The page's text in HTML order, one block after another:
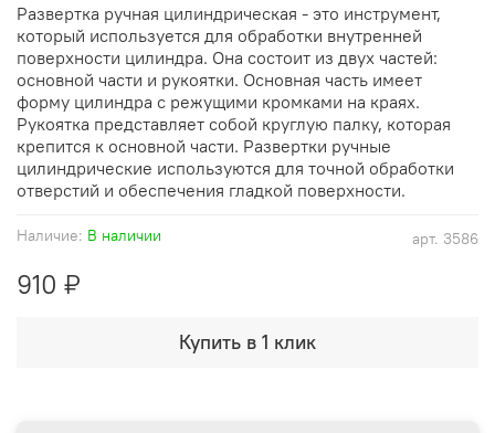
арт. 3586
Наличие: В наличии
910 ₽
Купить в 1 клик
Развертка ручная цилиндрическая - это инструмент,
который используется для обработки внутренней
поверхности цилиндра. Она состоит из двух частей:
основной части и рукоятки. Основная часть имеет
форму цилиндра с режущими кромками на краях.
Рукоятка представляет собой круглую палку, которая
крепится к основной части. Развертки ручные
цилиндрические используются для точной обработки
отверстий и обеспечения гладкой поверхности.